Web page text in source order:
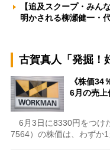
【追及スクープ・みん
明かされる柳瀬健一・
古賀真人「発掘！
《株価34
6月の売
6月3日に8330円をつけ
7564）の株価は、わずか